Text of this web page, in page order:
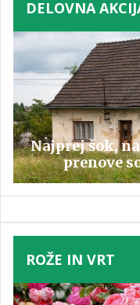
DELOVNA
Najprej šok,
prenove
ROŽE IN VRT